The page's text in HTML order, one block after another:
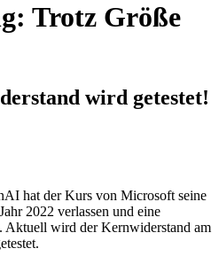
Trotz Größe
wird getestet!
hat der Kurs von Microsoft seine
2022 verlassen und eine
Aktuell wird der Kernwiderstand am